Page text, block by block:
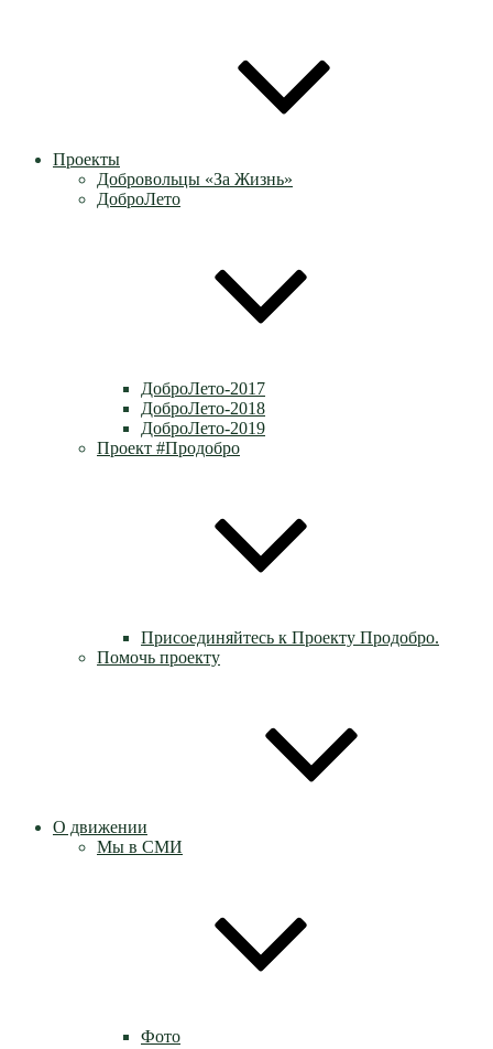
Проекты
Добровольцы «За Жизнь»
ДоброЛето
ДоброЛето-2017
ДоброЛето-2018
ДоброЛето-2019
Проект #Продобро
Присоединяйтесь к Проекту Продобро.
Помочь проекту
О движении
Мы в СМИ
Фото